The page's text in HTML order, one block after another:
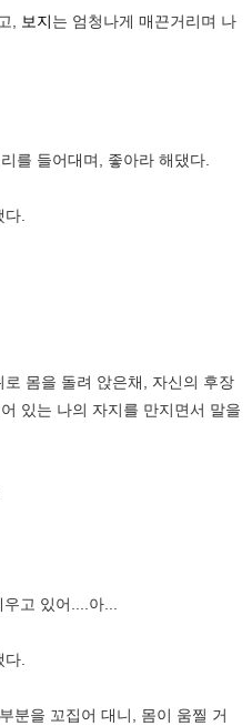
, 보지는 엄청나게 매끈거리며 나
를 들어대며, 좋아라 해댔다.
.
몸을 돌려 앉은채, 자신의 후장
있는 나의 자지를 만지면서 말을
고 있어....아...
.
분을 꼬집어 대니, 몸이 움찔 거